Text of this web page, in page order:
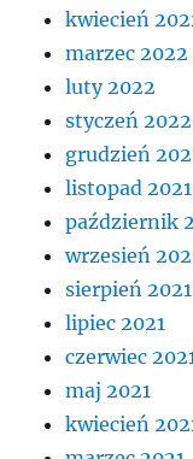
kwiecień
marzec 2022
luty 2022
styczeń 2022
grudzień
listopad 2021
październik
wrzesień
sierpień 2021
lipiec 2021
czerwiec 2021
maj 2021
kwiecień